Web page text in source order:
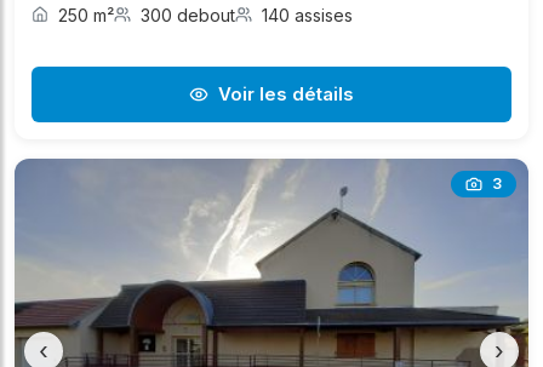
250 m² 300 debout 140 assises
Voir les détails
3
‹ ›